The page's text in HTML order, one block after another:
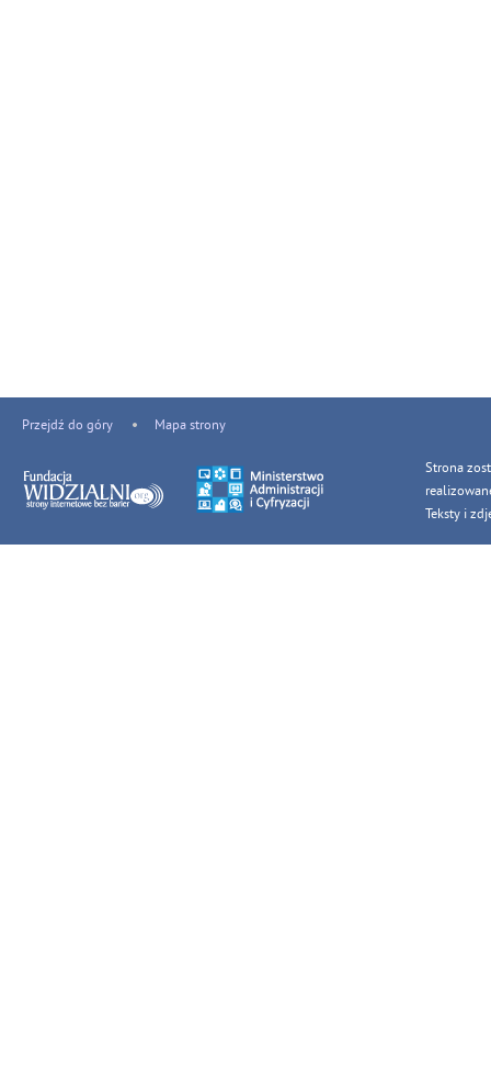
Przejdź do góry Mapa strony
Strona
Teksty i